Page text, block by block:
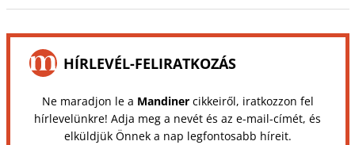
HÍRLEVÉL-FELIRATKOZÁS
Ne maradjon le a Mandinercikkeiről, iratkozzon fel
hírlevelünkre! Adja meg a nevét és az e-mail-címét, és
elküldjük Önnek a nap legfontosabb híreit.